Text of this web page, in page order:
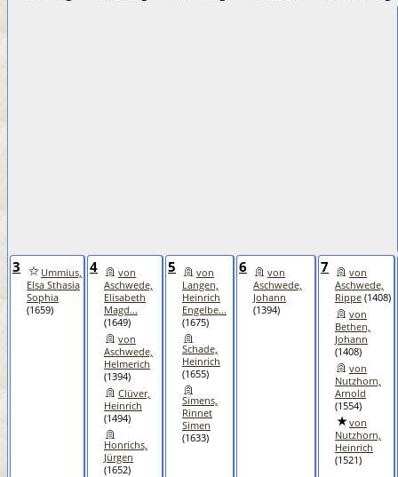
3
Ummius,
Elsa Sthasia
Sophia
(1659)
4
von
Aschwede,
Elisabeth
Magd...
(1649)
von
Aschwede,
Helmerich
(1394)
Clüver,
Heinrich
(1494)
Honrichs,
Jürgen
(1652)
5
von
Langen,
Heinrich
Engelbe...
(1675)
Schade,
Heinrich
(1655)
Simens,
Rinnet
Simen
(1633)
6
von
Aschwede,
Johann
(1394)
7
von
Aschwede,
Rippe (1408)
von
Bethen,
Johann
(1408)
von
Nutzhorn,
Arnold
(1554)
von
Nutzhorn,
Heinrich
(1521)